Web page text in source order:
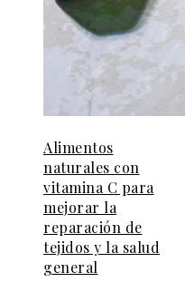
Alimentos
naturales con
vitamina C para
mejorar la
reparación de
tejidos y la salud
general